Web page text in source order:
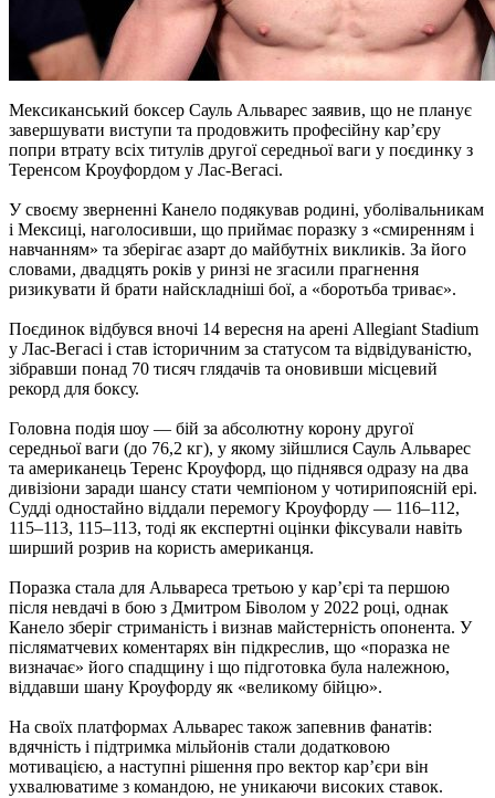
Мексиканський боксер Сауль Альварес заявив, що не планує
завершувати виступи та продовжить професійну кар’єру
попри втрату всіх титулів другої середньої ваги у поєдинку з
Теренсом Кроуфордом у Лас-Вегасі.
У своєму зверненні Канело подякував родині, уболівальникам
і Мексиці, наголосивши, що приймає поразку з «смиренням і
навчанням» та зберігає азарт до майбутніх викликів. За його
словами, двадцять років у ринзі не згасили прагнення
ризикувати й брати найскладніші бої, а «боротьба триває».​
Поєдинок відбувся вночі 14 вересня на арені Allegiant Stadium
у Лас-Вегасі і став історичним за статусом та відвідуваністю,
зібравши понад 70 тисяч глядачів та оновивши місцевий
рекорд для боксу.
Головна подія шоу — бій за абсолютну корону другої
середньої ваги (до 76,2 кг), у якому зійшлися Сауль Альварес
та американець Теренс Кроуфорд, що піднявся одразу на два
дивізіони заради шансу стати чемпіоном у чотирипоясній ері.
Судді одностайно віддали перемогу Кроуфорду — 116–112,
115–113, 115–113, тоді як експертні оцінки фіксували навіть
ширший розрив на користь американця.​
Поразка стала для Альвареса третьою у кар’єрі та першою
після невдачі в бою з Дмитром Біволом у 2022 році, однак
Канело зберіг стриманість і визнав майстерність опонента. У
післяматчевих коментарях він підкреслив, що «поразка не
визначає» його спадщину і що підготовка була належною,
віддавши шану Кроуфорду як «великому бійцю».
На своїх платформах Альварес також запевнив фанатів:
вдячність і підтримка мільйонів стали додатковою
мотивацією, а наступні рішення про вектор кар’єри він
ухвалюватиме з командою, не уникаючи високих ставок.​